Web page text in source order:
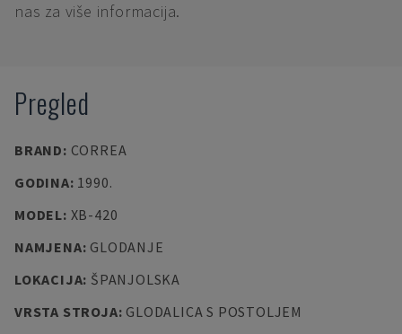
nas za više informacija.
Pregled
BRAND: CORREA
GODINA: 1990.
MODEL: XB-420
NAMJENA: GLODANJE
LOKACIJA: ŠPANJOLSKA
VRSTA STROJA: GLODALICA S POSTOLJEM